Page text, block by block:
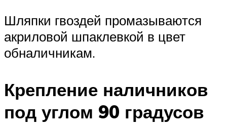
Шляпки гвоздей промазываются
акриловой шпаклевкой в цвет
обналичникам.
Крепление наличников
под углом 90 градусов